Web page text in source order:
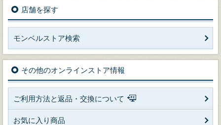
店舗を探す
モンベルストア検索
その他のオンラインストア情報
ご利用方法と返品・交換について
お気に入り商品